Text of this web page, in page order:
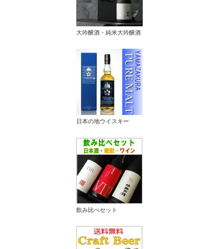
大吟醸酒・純米大吟醸酒
日本の地ウイスキー
飲み比べセット